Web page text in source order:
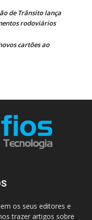
de Trânsito lança
rodoviários
cartões ao
os seus editores e
trazer artigos sobre